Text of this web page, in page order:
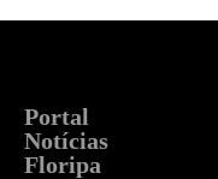
Portal
Notícias
Floripa